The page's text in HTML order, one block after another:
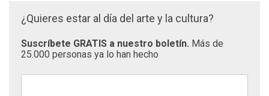
¿Quieres estar al día del arte y la cultura?
Suscríbete GRATIS a nuestro boletín. Más de
25.000 personas ya lo han hecho